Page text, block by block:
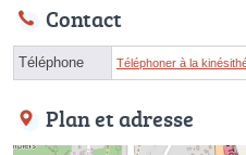
Contact
Téléphone Téléphoner à la
Plan et adresse